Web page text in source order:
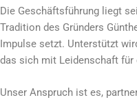
Die Geschäftsführung liegt
Tradition des Gründers
Impulse setzt. Unterstützt
das sich mit Leidenschaft für
Unser Anspruch ist es,